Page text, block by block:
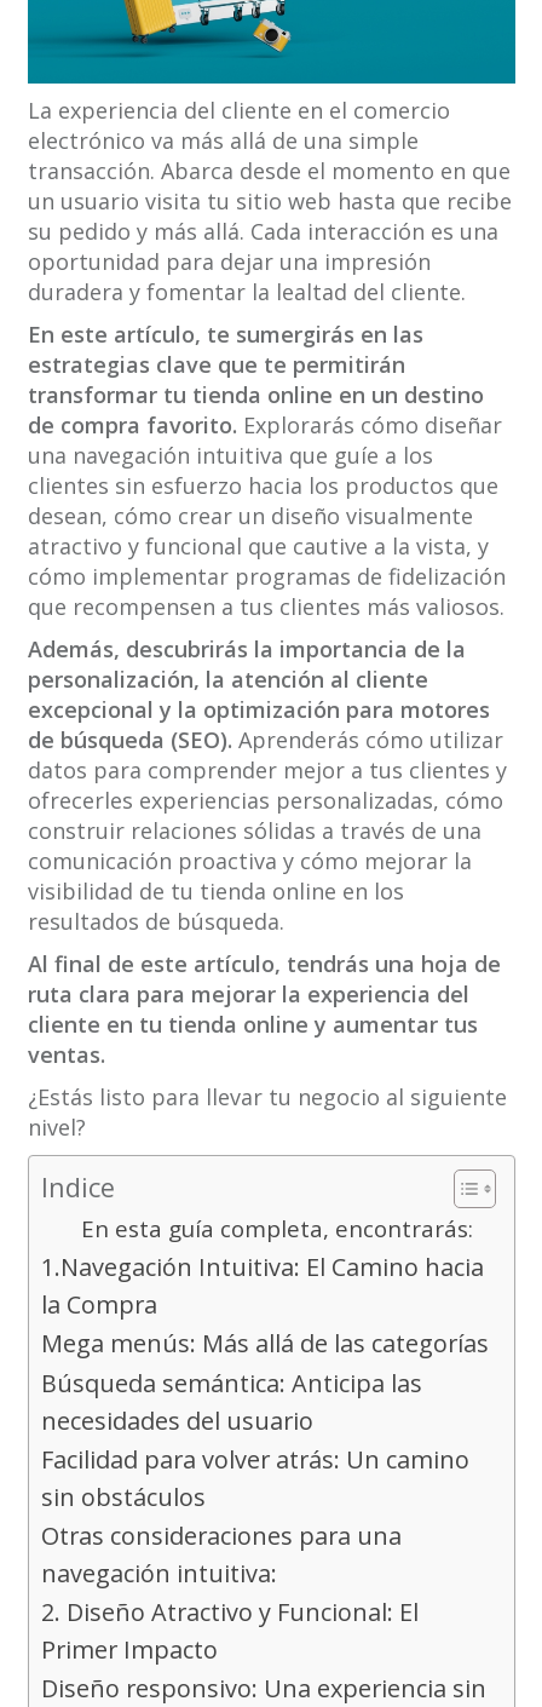
La experiencia del cliente en el comercio
electrónico va más allá de una simple
transacción. Abarca desde el momento en que
un usuario visita tu sitio web hasta que recibe
su pedido y más allá. Cada interacción es una
oportunidad para dejar una impresión
duradera y fomentar la lealtad del cliente.
En este artículo, te sumergirás en las
estrategias clave que te permitirán
transformar tu tienda online en un destino
de compra favorito. Explorarás cómo diseñar
una navegación intuitiva que guíe a los
clientes sin esfuerzo hacia los productos que
desean, cómo crear un diseño visualmente
atractivo y funcional que cautive a la vista, y
cómo implementar programas de fidelización
que recompensen a tus clientes más valiosos.
Además, descubrirás la importancia de la
personalización, la atención al cliente
excepcional y la optimización para motores
de búsqueda (SEO). Aprenderás cómo utilizar
datos para comprender mejor a tus clientes y
ofrecerles experiencias personalizadas, cómo
construir relaciones sólidas a través de una
comunicación proactiva y cómo mejorar la
visibilidad de tu tienda online en los
resultados de búsqueda.
Al final de este artículo, tendrás una hoja de
ruta clara para mejorar la experiencia del
cliente en tu tienda online y aumentar tus
ventas.
¿Estás listo para llevar tu negocio al siguiente
nivel?
Indice
En esta guía completa, encontrarás:
1.Navegación Intuitiva: El Camino hacia
la Compra
Mega menús: Más allá de las categorías
Búsqueda semántica: Anticipa las
necesidades del usuario
Facilidad para volver atrás: Un camino
sin obstáculos
Otras consideraciones para una
navegación intuitiva:
2. Diseño Atractivo y Funcional: El
Primer Impacto
Diseño responsivo: Una experiencia sin